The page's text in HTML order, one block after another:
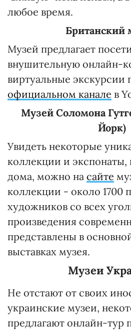
любое время.
Британский
Музей предлагает
внушительную онлайн-
виртуальные экскурсии
официальном канале в
Музей Соломона
Йорк)
Увидеть некоторые
коллекции и экспонаты,
дома, можно на сайте
коллекции - около 1700
художников со всех
произведения
представлены в
выставках музея.
Музеи
Не отстают от своих
украинские музеи,
предлагают онлайн-тур